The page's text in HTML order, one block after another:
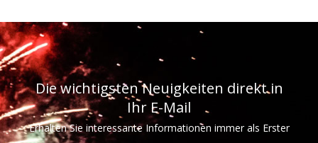
Die wichtigsten Neuigkeiten direkt in
Ihr E-Mail
Erhalten Sie interessante Informationen immer als Erster